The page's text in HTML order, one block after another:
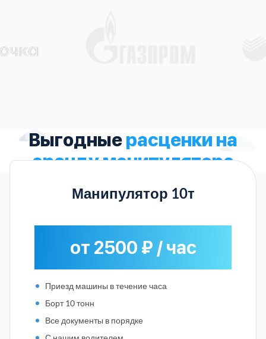
Выгодныерасценки на
аренду манипулятора
Манипулятор 10т
от 2500 ₽ / час
Приезд машины в течение часа
Борт 10 тонн
Все документы в порядке